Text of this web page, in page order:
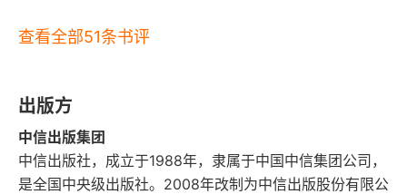
对知识的探索：火炉、风暴和导尿管
历史性的突破：电
从苍天处取得闪电
的思想和精神影响了无数人，因此被誉为 “第一个
力，还取决于他的品质和价值观。富兰克林之所以
能够取得如此辉煌的成就，不仅仅因为他是一个聪
明和有才华的人，还因为他是一个诚实、勤奋、有
为国家政治的主导人之一。以上是富兰克林全能性
的体现。而他与我们熟知的其他伟人全能性的不同
点在于，它的全能性非常接地气。有人这样打过比
查看全部51条书评
出版方
中信出版集团
中信出版社，成立于1988年，隶属于中国中信集团公司，
是全国中央级出版社。2008年改制为中信出版股份有限公